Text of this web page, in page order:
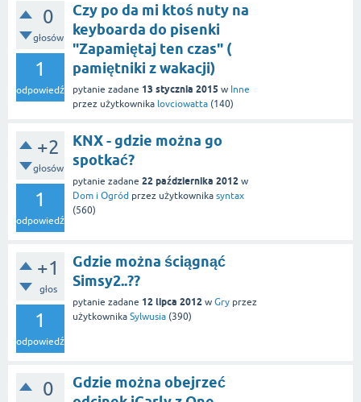
0
głosów
1
odpowiedź
Czy po da mi ktoś nuty na
keyboarda do pisenki
"Zapamiętaj ten czas" (
pamiętniki z wakacji)
pytanie zadane 13 stycznia 2015 w Inne
przez użytkownika lovciowatta (140)
+2
głosów
1
odpowiedź
KNX - gdzie można go
spotkać?
pytanie zadane 22 października 2012 w
Dom i Ogród przez użytkownika syntax
(560)
+1
głos
1
odpowiedź
Gdzie można ściągnąć
Simsy2..??
pytanie zadane 12 lipca 2012 w Gry przez
użytkownika Sylwusia (390)
0
Gdzie można obejrzeć